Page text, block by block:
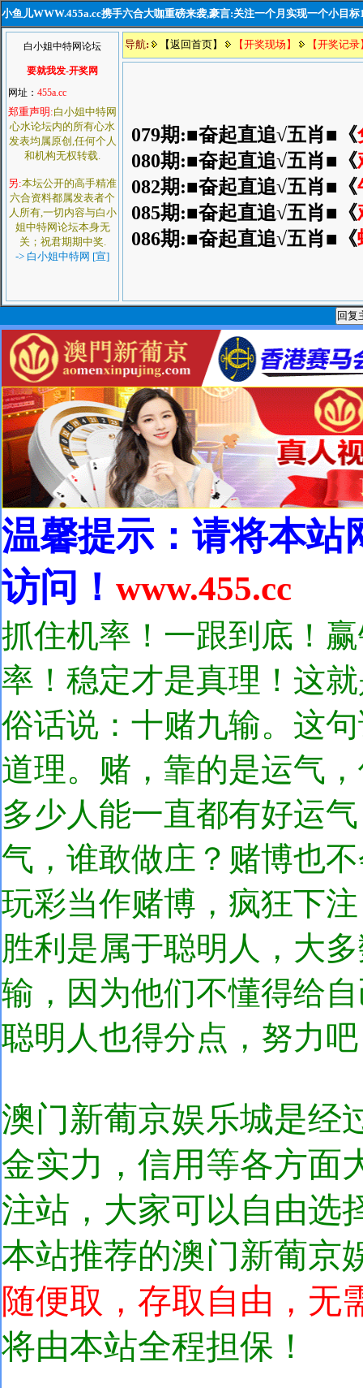
小鱼儿WWW.455a.cc携手六合大咖重磅来袭,豪言:关注一个月实现一个小目标
白小姐中特网论坛
要就我发-开奖网
网址： 455a.cc
郑重声明:白小姐中特网
心水论坛内的所有心水
发表均属原创,任何个人
和机构无权转载.
另:本坛公开的高手精准
六合资料都属发表者个
人所有,一切内容与白小
姐中特网论坛本身无
关；祝君期期中奖.
-> 白小姐中特网 [宣]
导航: 【返回首页】 【开奖现场】 【开奖记录
079期:■奋起直追√五肖■《
080期:■奋起直追√五肖■《
082期:■奋起直追√五肖■《
085期:■奋起直追√五肖■《
086期:■奋起直追√五肖■《